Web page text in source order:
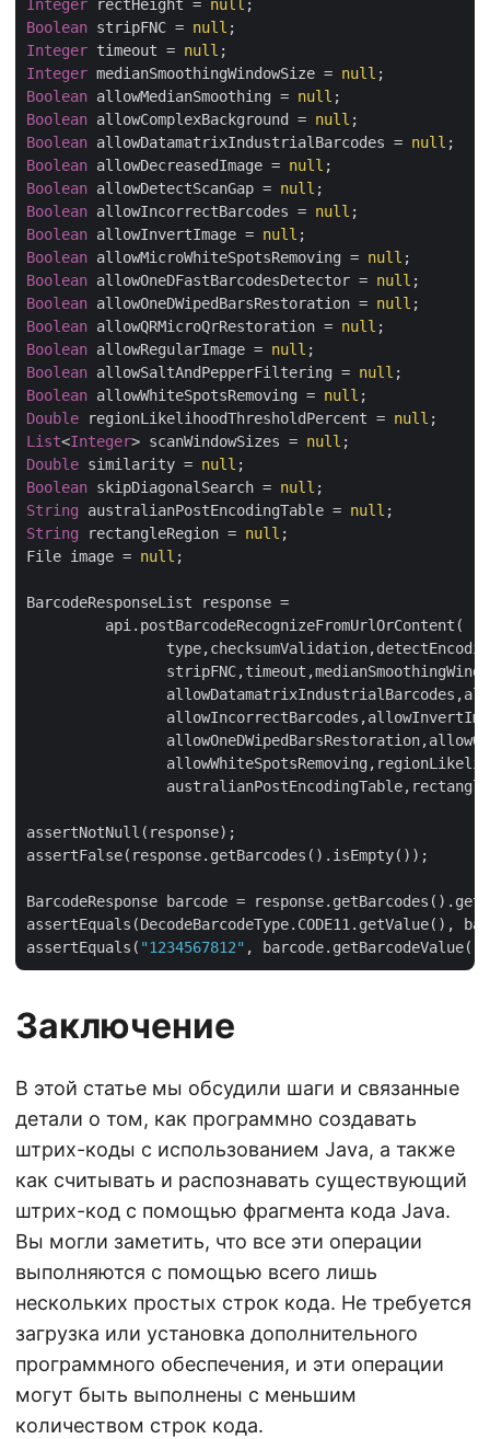
Integer rectHeight = null
Boolean stripFNC = null
Integer timeout = null
Integer medianSmoothingWindowSize = null
Boolean allowMedianSmoothing = null
Boolean allowComplexBackground = null
Boolean allowDatamatrixIndustrialBarcodes = null
Boolean allowDecreasedImage = null
Boolean allowDetectScanGap = null
Boolean allowIncorrectBarcodes = null
Boolean allowInvertImage = null
Boolean allowMicroWhiteSpotsRemoving = null
Boolean allowOneDFastBarcodesDetector = null
Boolean allowOneDWipedBarsRestoration = null
Boolean allowQRMicroQrRestoration = null
Boolean allowRegularImage = null
Boolean allowSaltAndPepperFiltering = null
Boolean allowWhiteSpotsRemoving = null
Double regionLikelihoodThresholdPercent = null
List<Integer> scanWindowSizes = null
Double similarity = null
Boolean skipDiagonalSearch = null
String australianPostEncodingTable = null
String rectangleRegion = null ;
File image = null ;
BarcodeResponseList response =
assertNotNull(response);
assertFalse(response.getBarcodes().isEmpty());
BarcodeResponse barcode = response.getBarcodes().get(
assertEquals(DecodeBarcodeType.CODE11.getValue(),
assertEquals( "1234567812"
Заключение
В этой статье мы обсудили шаги и связанные
детали о том, как программно создавать
штрих-коды с использованием Java, а также
как считывать и распознавать существующий
штрих-код с помощью фрагмента кода Java.
Вы могли заметить, что все эти операции
выполняются с помощью всего лишь
нескольких простых строк кода. Не требуется
загрузка или установка дополнительного
программного обеспечения, и эти операции
могут быть выполнены с меньшим
количеством строк кода.